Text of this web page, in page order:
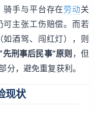
骑手与平台存在劳动关
可主张工伤赔偿。而若
酒驾、闯红灯），则
先刑事后民事”原则 ，但
分，避免重复获利。
现状